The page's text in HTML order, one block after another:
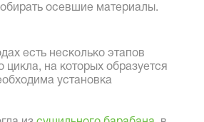
осевшие материалы.
есть несколько этапов
цикла, на которых образуется
установка